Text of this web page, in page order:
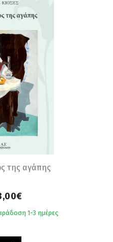
της αγάπης
1-3 ημέρες